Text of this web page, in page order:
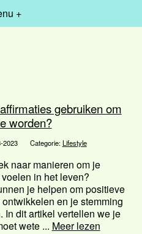
+
gebruiken om
worden?
2023 Categorie:Lifestyle
naar manieren om je
in het leven?
je helpen om positieve
en je stemming
In dit artikel vertellen we je
wete ... Meer lezen